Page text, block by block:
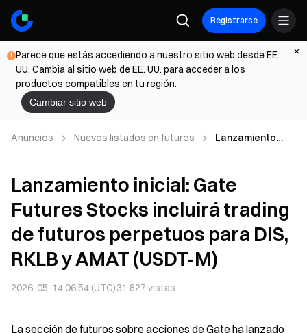
Registrarse
Parece que estás accediendo a nuestro sitio web desde EE.
UU. Cambia al sitio web de EE. UU. para acceder a los
productos compatibles en tu región.
Cambiar sitio web
Anuncios Nuevos listados en futuros
Lanzamiento
incluirá trading de
futuros
perpetuos para
AMAT (USDT-M)
Lanzamiento inicial: Gate
Futures Stocks incluirá trading
de futuros perpetuos para DIS,
RKLB y AMAT (USDT-M)
2026-05-14 06:54 (UTC)31 827 vistas
La sección de futuros sobre acciones de Gate ha lanzado